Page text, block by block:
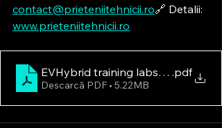
contact@prieteniitehnicii.ro🔗 Detalii:
www.prieteniitehnicii.ro
EVHybrid training labs .pdf
Descarcă PDF • 5.22MB